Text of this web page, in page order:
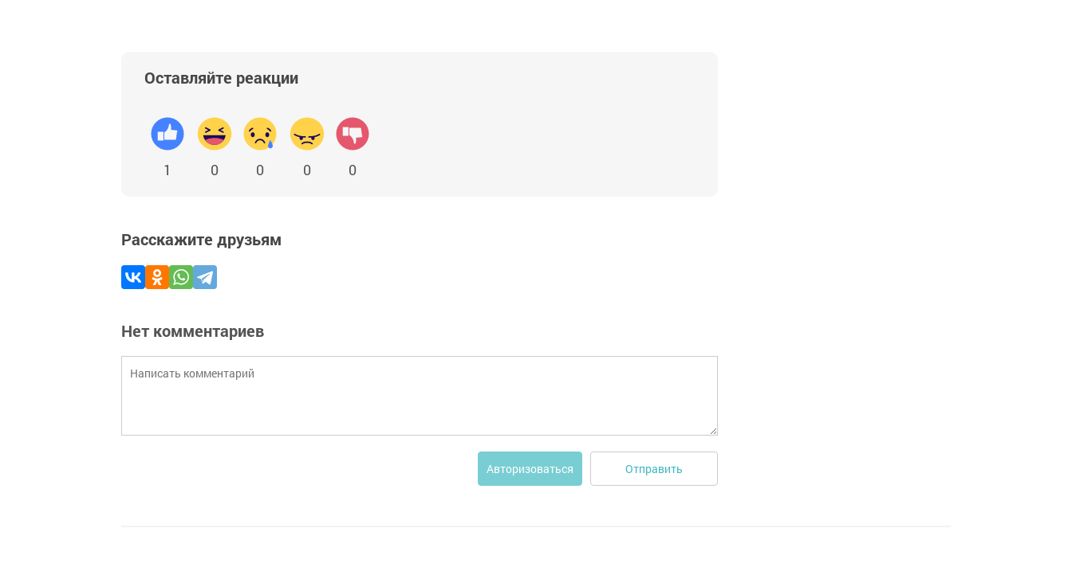
Оставляйте реакции
1 0 0 0 0
Расскажите друзьям
Нет комментариев
Авторизоваться Отправить